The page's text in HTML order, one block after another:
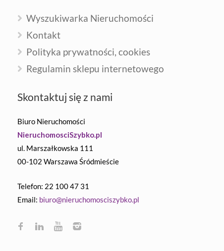
Wyszukiwarka Nieruchomości
Kontakt
Polityka prywatności, cookies
Regulamin sklepu internetowego
Skontaktuj się z nami
Biuro Nieruchomości
NieruchomosciSzybko.pl
ul. Marszałkowska 111
00-102 Warszawa Śródmieście
Telefon: 22 100 47 31
Email: biuro@nieruchomosciszybko.pl